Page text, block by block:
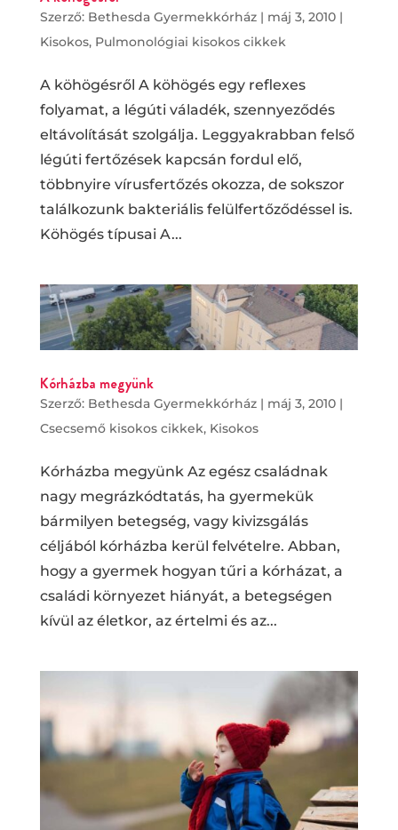
Szerző: Bethesda Gyermekkórház| máj 3, 2010|
Kisokos, Pulmonológiai kisokos cikkek
A köhögésről A köhögés egy reflexes
folyamat, a légúti váladék, szennyeződés
eltávolítását szolgálja. Leggyakrabban felső
légúti fertőzések kapcsán fordul elő,
többnyire vírusfertőzés okozza, de sokszor
találkozunk bakteriális felülfertőződéssel is.
Köhögés típusai A...
Kórházba megyünk
Szerző: Bethesda Gyermekkórház| máj 3, 2010|
Csecsemő kisokos cikkek, Kisokos
Kórházba megyünk Az egész családnak
nagy megrázkódtatás, ha gyermekük
bármilyen betegség, vagy kivizsgálás
céljából kórházba kerül felvételre. Abban,
hogy a gyermek hogyan tűri a kórházat, a
családi környezet hiányát, a betegségen
kívül az életkor, az értelmi és az...